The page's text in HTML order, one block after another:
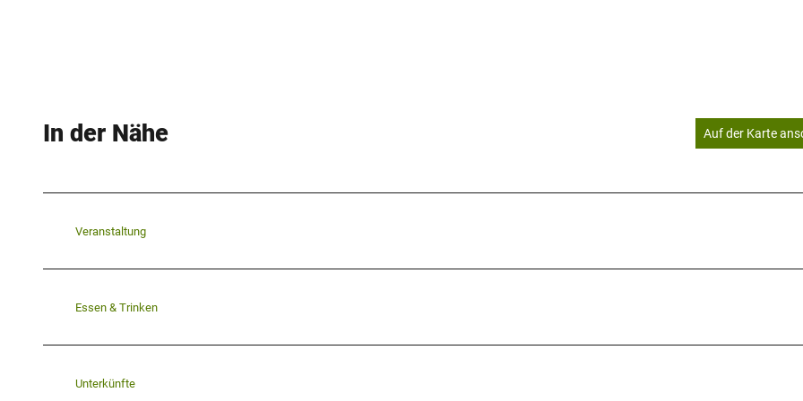
In der Nähe Auf der Karte
Veranstaltung
Essen & Trinken
Unterkünfte